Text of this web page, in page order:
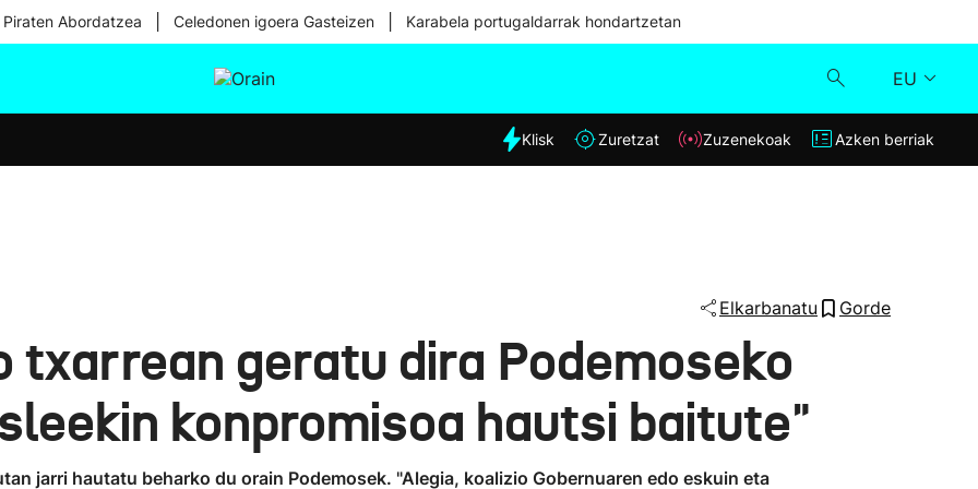
Abordatzea Celedonen igoera Gasteizen Karabela portugaldarrak hondartzetan
EU
Eguraldia
Klisk
Klisk Zuretzat Zuzenekoak Azken berriak
Elkarbanatu Gorde
txarrean geratu dira Podemoseko
konpromisoa hautsi baitute"
jarri hautatu beharko du orain Podemosek. "Alegia, koalizio Gobernuaren edo eskuin eta